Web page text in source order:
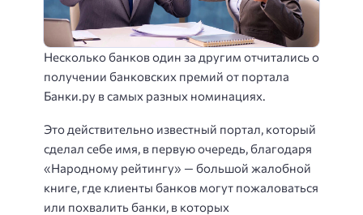
Несколько банков один за другим отчитались о
получении банковских премий от портала
Банки.ру в самых разных номинациях.
Это действительно известный портал, который
сделал себе имя, в первую очередь, благодаря
«Народному рейтингу» — большой жалобной
книге, где клиенты банков могут пожаловаться
или похвалить банки, в которых